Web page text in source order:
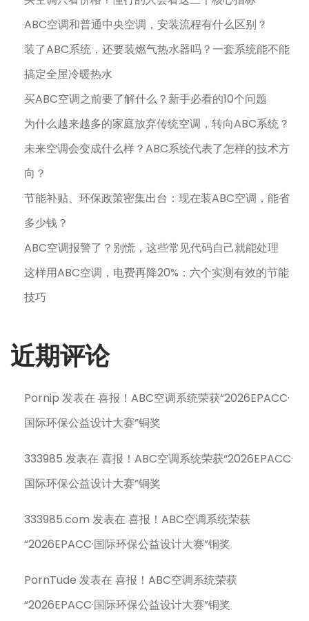
ABC空调和普通中央空调，安装流程有什么区别？
装了ABC系统，还要装燃气热水器吗？一套系统能不能
搞定全屋冷暖热水
买ABC空调之前要了解什么？新手必看的10个问题
为什么越来越多的家庭放弃传统空调，转向ABC系统？
未来空调会变成什么样？ABC系统代表了怎样的技术方
向？
节能补贴、环保政策密集出台：现在装ABC空调，能省
多少钱？
ABC空调报警了？别慌，这些常见代码自己就能处理
这样用ABC空调，电费再降20%：六个实测有效的节能
技巧
近期评论
Pornip 发表在喜报！ABC空调系统荣获“2026EPACC·
国际环保公益设计大赛”铜奖
333985 发表在喜报！ABC空调系统荣获“2026EPACC·
国际环保公益设计大赛”铜奖
333985.com 发表在喜报！ABC空调系统荣获
“2026EPACC·国际环保公益设计大赛”铜奖
PornTude 发表在喜报！ABC空调系统荣获
“2026EPACC·国际环保公益设计大赛”铜奖